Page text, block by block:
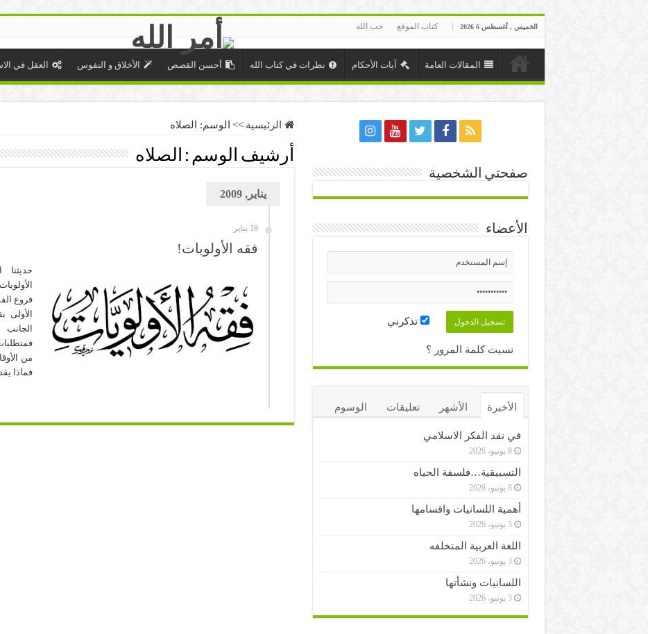
الخميس , أغسطس 6 2026 كتاب الموقع حب الله
المقالات العامة آيات الأحكام نظرات في كتاب الله أحسن القصص الأخلاق و النفوس العقل في
الرئيسية >> الوسم: الصلاه
أرشيف الوسم : الصلاه
يناير, 2009
19 يناير
فقه الأولويات!
فروع
من
فماذا
صفحتي الشخصية
الأعضاء
تذكرني
نسيت كلمة المرور ؟
الأخيرة الأشهر تعليقات الوسوم
في نقد الفكر الاسلامي
8 يونيو، 2026
التسييقية…فلسفة الحياه
8 يونيو، 2026
أهمية اللسانيات واقسامها
3 يونيو، 2026
اللغة العربية المتخلفه
3 يونيو، 2026
اللسانيات ونشأتها
3 يونيو، 2026